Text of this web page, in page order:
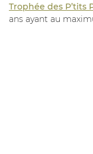
Trophée des P’tits
ans ayant au